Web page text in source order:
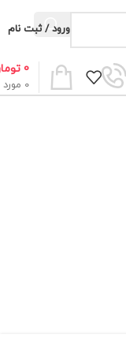
ورود / ثبت نام
0 مورد
0